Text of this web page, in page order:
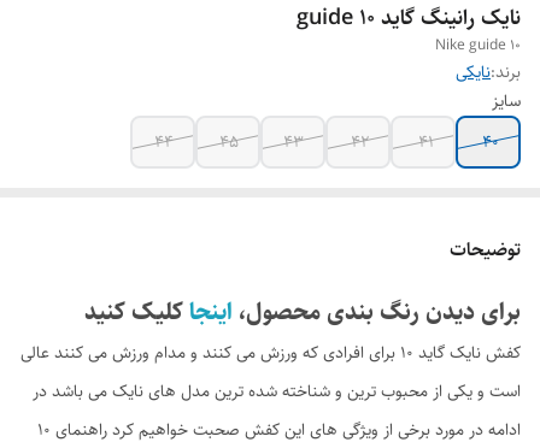
نایک رانینگ گاید guide 10
Nike guide 10
برند:نایکی
سایز
40
41
42
43
45
44
توضیحات
برای دیدن رنگ بندی محصول، اینجاکلیک کنید
کفش نایک گاید 10 برای افرادی که ورزش می کنند و مدام ورزش می کنند عالی
است و یکی از محبوب ترین و شناخته شده ترین مدل های نایک می باشد در
ادامه در مورد برخی از ویژگی های این کفش صحبت خواهیم کرد راهنمای 10